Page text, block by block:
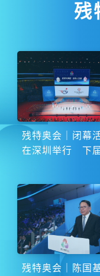
残
残特奥会｜闭幕
在深圳举行 下
残特奥会｜陈国